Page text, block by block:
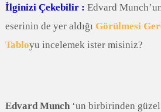
İlginizi Çekebilir : Edvard
eserinin de yer aldığı Görülmesi
Tabloyu incelemek ister misiniz?
Edvard Munch ‘un birbirinden